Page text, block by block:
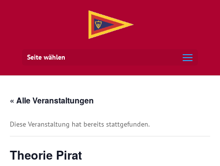
Seite wählen
« Alle Veranstaltungen
Diese Veranstaltung hat bereits stattgefunden.
Theorie Pirat